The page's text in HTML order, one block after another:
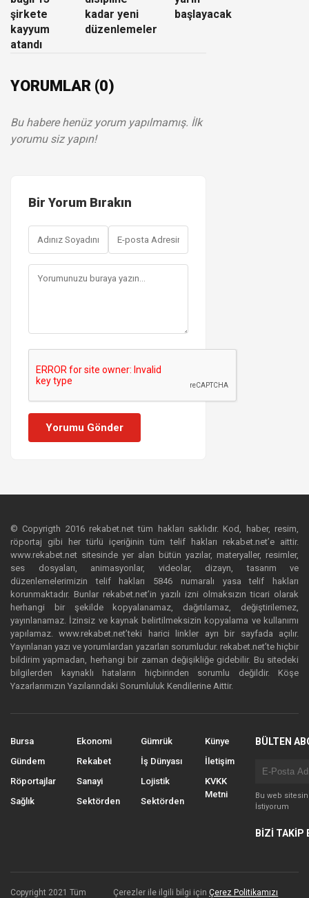
şirkete
kayyum
atandı
kadar yeni
düzenlemeler
başlayacak
YORUMLAR (0)
Bu habere henüz yorum yapılmamış. İlk
yorumu siz yapın!
Bir Yorum Bırakın
Yorumu Gönder
© Copyrigth 2016 rekabet.net tüm hakları saklıdır. Kod, haber, resim,
röportaj gibi her türlü içeriğinin tüm telif hakları rekabet.net’e aittir.
www.rekabet.net sitesinde yer alan bütün yazılar, materyaller, resimler,
ses dosyaları, animasyonlar, videolar, dizayn, tasarım ve
düzenlemelerimizin telif hakları 5846 numaralı yasa telif hakları
korunmaktadır. Bunlar rekabet.net’in yazılı izni olmaksızın ticari olarak
herhangi bir şekilde kopyalanamaz, dağıtılamaz, değiştirilemez,
yayınlanamaz. İzinsiz ve kaynak belirtilmeksizin kopyalama ve kullanımı
yapılamaz. www.rekabet.net’teki harici linkler ayrı bir sayfada açılır.
Yayınlanan yazı ve yorumlardan yazarları sorumludur. rekabet.net’te hiçbir
bildirim yapmadan, herhangi bir zaman değişikliğe gidebilir. Bu sitedeki
bilgilerden kaynaklı hataların hiçbirinden sorumlu değildir. Köşe
Yazarlarımızın Yazılarındaki Sorumluluk Kendilerine Aittir.
Bursa
Gündem
Röportajlar
Sağlık
Ekonomi
Rekabet
Sanayi
Sektörden
Gümrük
İş Dünyası
Lojistik
Sektörden
Künye
İletişim
KVKK
Metni
BÜLTEN
Bu web
İstiyorum
BİZİ TAKİP
Copyright 2021 Tüm
Çerezler ile ilgili bilgi içinÇerez Politikamızı